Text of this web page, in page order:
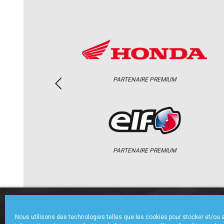
Nous utilisons des technologies telles que les cookies pour stocker et/ou
PARTENAIRE PREMIUM
PARTENAIRE PREMIUM
ACCUEIL CHAMPIONNAT